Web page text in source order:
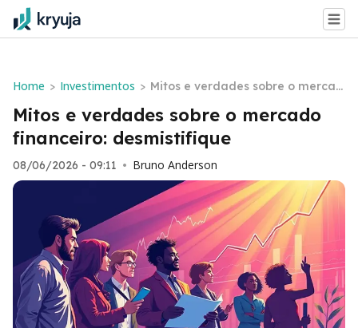
Home > Investimentos > Mitos e verdades sobre o mercad
o financeiro: desmistifique
Mitos e verdades sobre o mercado
financeiro: desmistifique
08/06/2026 - 09:11 • Bruno Anderson